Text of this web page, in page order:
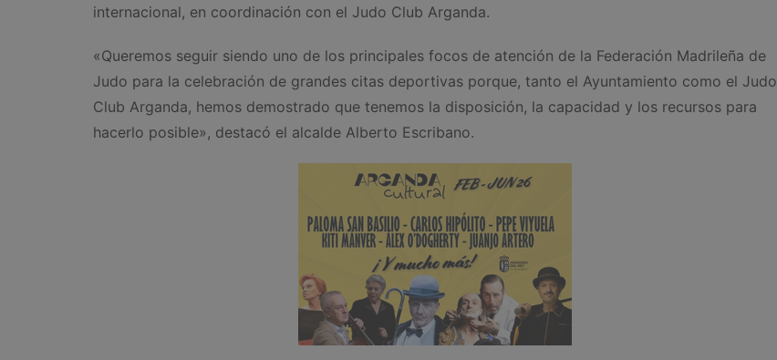
internacional, en coordinación con el Judo Club Arganda.
«Queremos seguir siendo uno de los principales focos de atención de la Federación Madrileña de
Judo para la celebración de grandes citas deportivas porque, tanto el Ayuntamiento como el Judo
Club Arganda, hemos demostrado que tenemos la disposición, la capacidad y los recursos para
hacerlo posible», destacó el alcalde Alberto Escribano.